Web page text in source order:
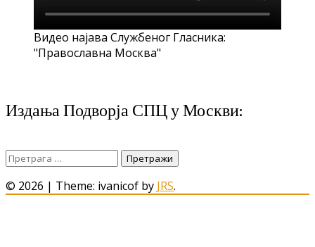
Видео најава Службеног Гласника:
"Православна Москва"
Издања Подворја СПЦ у Москви:
Претрага
за:
© 2026 | Theme: ivanicof by JRS.